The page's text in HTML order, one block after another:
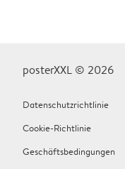
posterXXL © 2026
Datenschutzrichtlinie
Cookie-Richtlinie
Geschäftsbedingungen